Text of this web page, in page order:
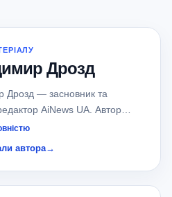
Дрозд
Дрозд — засновник та
AiNews UA. Автор
про штучний
на новинах OpenAI,
xAI, Meta та локальних
автора→